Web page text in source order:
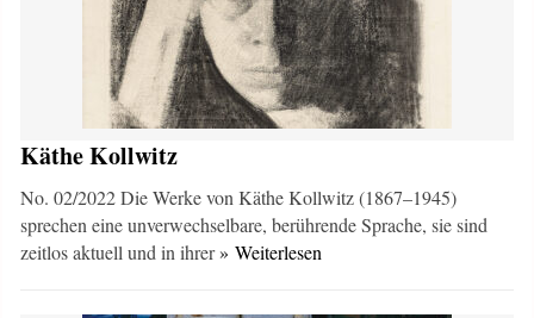
Käthe Kollwitz
No. 02/2022 Die Werke von Käthe Kollwitz (1867–1945)
sprechen eine unverwechselbare, berührende Sprache, sie sind
zeitlos aktuell und in ihrer» Weiterlesen